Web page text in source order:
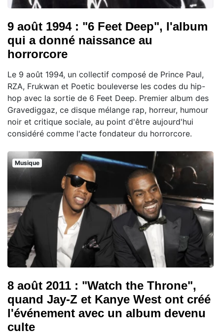
9 août 1994 : "6 Feet Deep", l'album
qui a donné naissance au
horrorcore
Le 9 août 1994, un collectif composé de Prince Paul,
RZA, Frukwan et Poetic bouleverse les codes du hip-
hop avec la sortie de 6 Feet Deep. Premier album des
Gravediggaz, ce disque mélange rap, horreur, humour
noir et critique sociale, au point d'être aujourd'hui
considéré comme l'acte fondateur du horrorcore.
Musique
8 août 2011 : "Watch the Throne",
quand Jay-Z et Kanye West ont créé
l'événement avec un album devenu
culte